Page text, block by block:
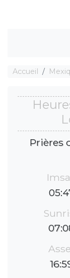
Accueil
Prières